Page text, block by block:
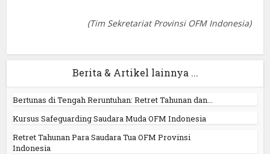
(Tim Sekretariat Provinsi OFM Indonesia)
Berita & Artikel lainnya ...
Bertunas di Tengah Reruntuhan: Retret Tahunan dan...
Kursus Safeguarding Saudara Muda OFM Indonesia
Retret Tahunan Para Saudara Tua OFM Provinsi
Indonesia